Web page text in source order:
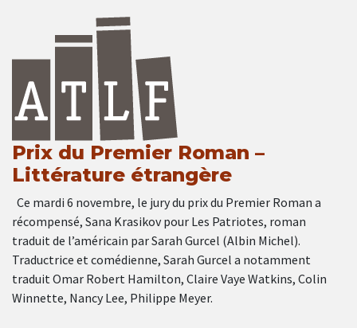
Prix du Premier Roman –
Littérature étrangère
Ce mardi 6 novembre, le jury du prix du Premier Roman a
récompensé, Sana Krasikov pour Les Patriotes, roman
traduit de l’américain par Sarah Gurcel (Albin Michel).
Traductrice et comédienne, Sarah Gurcel a notamment
traduit Omar Robert Hamilton, Claire Vaye Watkins, Colin
Winnette, Nancy Lee, Philippe Meyer.